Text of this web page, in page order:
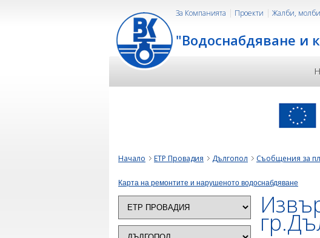
"Водоснабдяване и
За Компанията Проекти Жалби,
Начало ЕТР Провадия Дългопол Съобщения за
Карта на ремонтите и нарушеното водоснабдяване